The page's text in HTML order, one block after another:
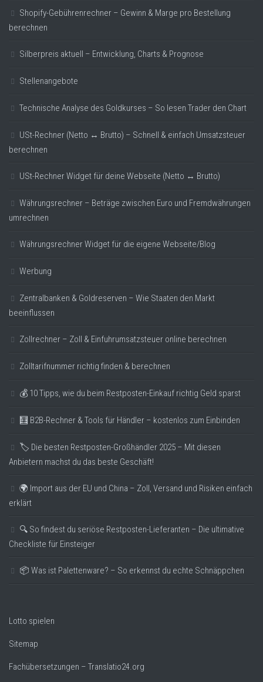
Shopify-Gebührenrechner – Gewinn & Marge pro Bestellung
berechnen
Silberpreis aktuell – Entwicklung, Charts & Prognose
Stellenangebote
Technische Analyse des Goldkurses – So lesen Trader den Chart
USt-Rechner (Netto ↔ Brutto) – Schnell & einfach Umsatzsteuer
berechnen
USt-Rechner Widget für deine Webseite (Netto ↔ Brutto)
Währungsrechner – Beträge zwischen Euro und Fremdwährungen
umrechnen
Währungsrechner Widget für die eigene Webseite/Blog
Werbung
Zentralbanken & Goldreserven – Wie Staaten den Markt
beeinflussen
Zollrechner – Zoll & Einfuhrumsatzsteuer online berechnen
Zolltarifnummer richtig finden & berechnen
💰 10 Tipps, wie du beim Restposten-Einkauf richtig Geld sparst
🧮 B2B-Rechner & Tools für Händler – kostenlos zum Einbinden
🏷️ Die besten Restposten-Großhändler 2025 – Mit diesen
Anbietern machst du das beste Geschäft!
🌍 Import aus der EU und China – Zoll, Versand und Risiken einfach
erklärt
🔍 So findest du seriöse Restposten-Lieferanten – Die ultimative
Checkliste für Einsteiger
📦 Was ist Palettenware? – So erkennst du echte Schnäppchen
Lotto spielen
Sitemap
Fachübersetzungen – Translatio24.org